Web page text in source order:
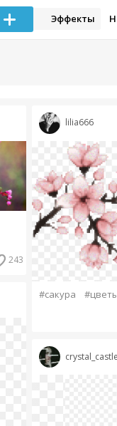
Эффекты
243
lilia666
#сакура